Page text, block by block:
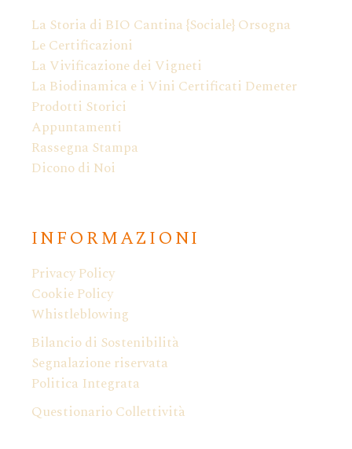
La Storia di BIO Cantina {Sociale} Orsogna
Le Certificazioni
La Vivificazione dei Vigneti
La Biodinamica e i Vini Certificati Demeter
Prodotti Storici
Appuntamenti
Rassegna Stampa
Dicono di Noi
INFORMAZIONI
Privacy Policy
Cookie Policy
Whistleblowing
Bilancio di Sostenibilità
Segnalazione riservata
Politica Integrata
Questionario Collettività